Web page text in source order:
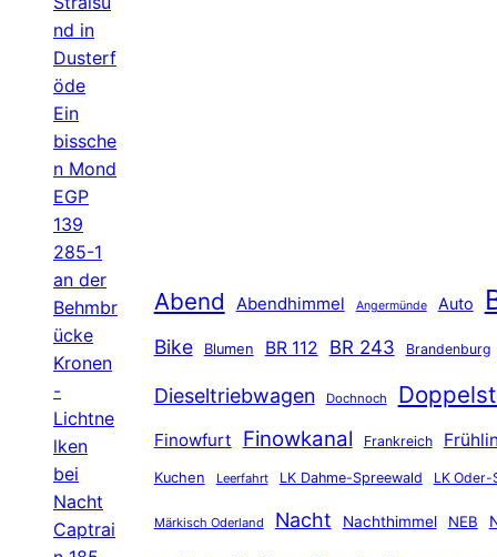
nd in
Dusterf
öde
Ein
bissche
n Mond
EGP
139
285-1
an der
Behmbr
ücke
Kronen
-
Lichtne
lken
bei
Nacht
Captrai
Abend Abendhimmel Angermünde Auto
Bike Blumen BR 112 BR 243 Brandenburg
Dieseltriebwagen Dochnoch
Finowfurt Finowkanal Frankreich
Kuchen Leerfahrt LK Dahme-Spreewald LK Oder-
Märkisch Oderland Nacht Nachthimmel NEB